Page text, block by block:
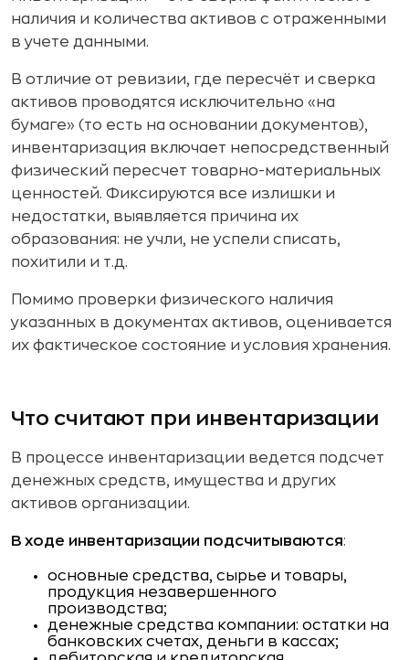
наличия и количества активов с отраженными
в учете данными.
В отличие от ревизии, где пересчёт и сверка
активов проводятся исключительно «на
бумаге» (то есть на основании документов),
инвентаризация включает непосредственный
физический пересчет товарно-материальных
ценностей. Фиксируются все излишки и
недостатки, выявляется причина их
образования: не учли, не успели списать,
похитили и т.д.
Помимо проверки физического наличия
указанных в документах активов, оценивается
их фактическое состояние и условия хранения.
Что считают при инвентаризации
В процессе инвентаризации ведется подсчет
денежных средств, имущества и других
активов организации.
В ходе инвентаризации подсчитываются:
основные средства, сырье и товары,
продукция незавершенного
производства;
денежные средства компании: остатки на
банковских счетах, деньги в кассах;